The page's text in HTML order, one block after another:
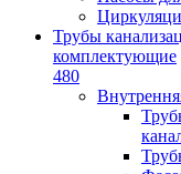
Трубы
комплектующие
480